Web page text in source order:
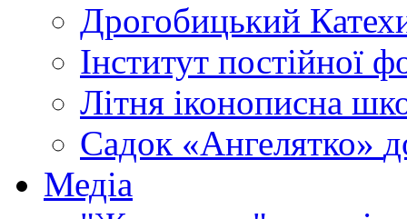
Дрогобицький
Інститут постійної
Літня іконописна
Садок «Ангелятко»
Медіа